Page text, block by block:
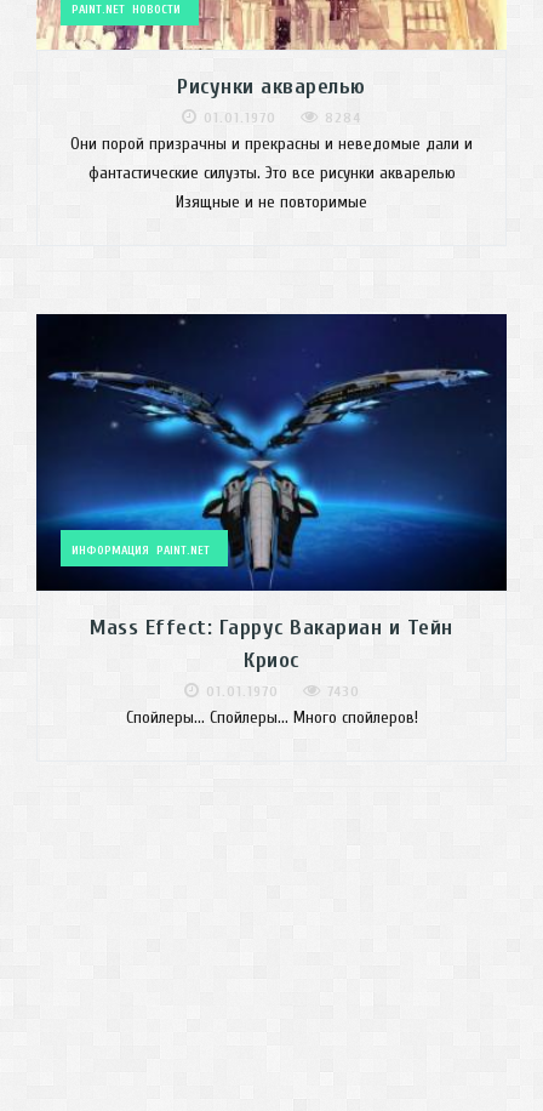
PAINT.NET НОВОСТИ
Рисунки акварелью
01.01.1970 8284
Они порой призрачны и прекрасны и неведомые дали и
фантастические силуэты. Это все рисунки акварелью
Изящные и не повторимые
ИНФОРМАЦИЯ PAINT.NET
Mass Effect: Гаррус Вакариан и Тейн
Криос
01.01.1970 7430
Спойлеры... Спойлеры... Много спойлеров!